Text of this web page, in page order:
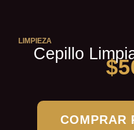
LIMPIEZA
Cepillo
$
COMPRAR